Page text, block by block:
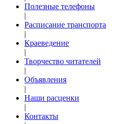
Полезные телефоны
|
Расписание транспорта
|
Краеведение
|
Творчество читателей
|
Объявления
|
Наши расценки
|
Контакты